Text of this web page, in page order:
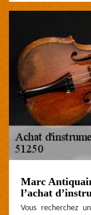
Marc
l’achat
Vous recherchez